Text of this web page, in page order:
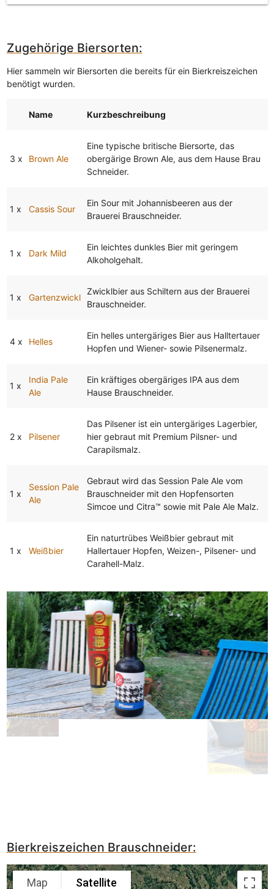
Zugehörige Biersorten:
Hier sammeln wir Biersorten die bereits für ein Bierkreiszeichen
benötigt wurden.
Name Kurzbeschreibung
3 x Brown Ale
Eine typische britische Biersorte, das
obergärige Brown Ale, aus dem Hause Brau
Schneider.
1 x Cassis Sour
Ein Sour mit Johannisbeeren aus der
Brauerei Brauschneider.
1 x Dark Mild
Ein leichtes dunkles Bier mit geringem
Alkoholgehalt.
1 x Gartenzwickl
Zwicklbier aus Schiltern aus der Brauerei
Brauschneider.
4 x Helles
Ein helles untergäriges Bier aus Halltertauer
Hopfen und Wiener- sowie Pilsenermalz.
1 x
India Pale
Ale
Ein kräftiges obergäriges IPA aus dem
Hause Brauschneider.
2 x Pilsener
Das Pilsener ist ein untergäriges Lagerbier,
hier gebraut mit Premium Pilsner- und
Carapilsmalz.
1 x
Session Pale
Ale
Gebraut wird das Session Pale Ale vom
Brauschneider mit den Hopfensorten
Simcoe und Citra™ sowie mit Pale Ale Malz.
1 x Weißbier
Ein naturtrübes Weißbier gebraut mit
Hallertauer Hopfen, Weizen-, Pilsener- und
Carahell-Malz.
Bierkreiszeichen Brauschneider:
Map Satellite